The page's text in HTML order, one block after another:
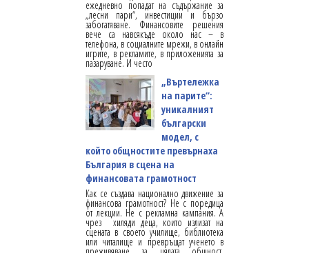
ежедневно попадат на съдържание за
„лесни пари“, инвестиции и бързо
забогатяване. Финансовите решения
вече са навсякъде около нас – в
телефона, в социалните мрежи, в онлайн
игрите, в рекламите, в приложенията за
пазаруване. И често
„Въртележка
на парите“:
уникалният
български
модел, с
който общностите превърнаха
България в сцена на
финансовата грамотност
Как се създава национално движение за
финансова грамотност? Не с поредица
от лекции. Не с рекламна кампания. А
чрез хиляди деца, които излизат на
сцената в своето училище, библиотека
или читалище и превръщат ученето в